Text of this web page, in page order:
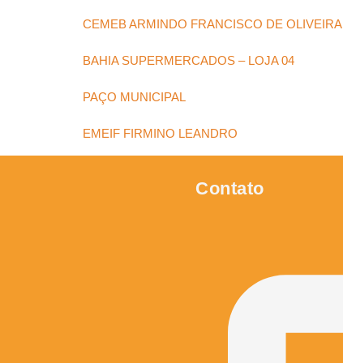
CEMEB ARMINDO FRANCISCO DE OLIVEIRA
BAHIA SUPERMERCADOS – LOJA 04
PAÇO MUNICIPAL
EMEIF FIRMINO LEANDRO
Contato